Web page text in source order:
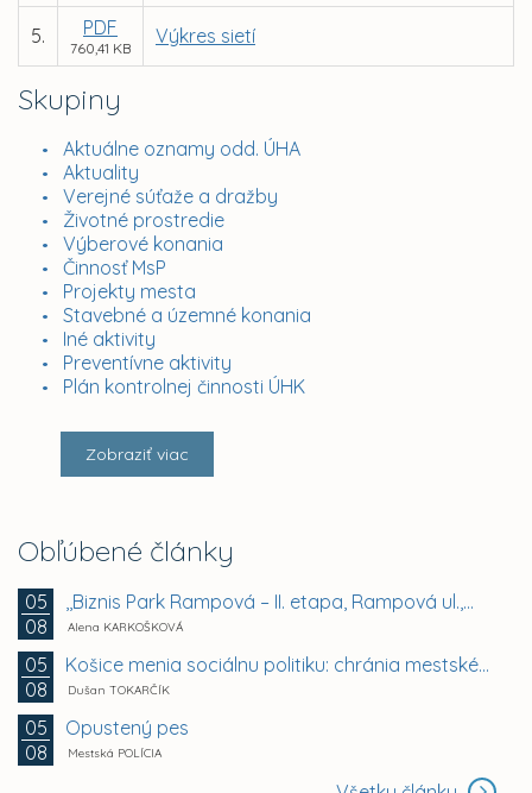
Skupiny
Aktuálne oznamy odd. ÚHA
Aktuality
Verejné súťaže a dražby
Životné prostredie
Výberové konania
Činnosť MsP
Projekty mesta
Stavebné a územné konania
Iné aktivity
Preventívne aktivity
Plán kontrolnej činnosti ÚHK
Zobraziť viac
Obľúbené články
05
08
,,Biznis Park Rampová – II. etapa, Rampová ul.,...
Alena KARKOŠKOVÁ
05
08
Košice menia sociálnu politiku: chránia mestské byty...
Dušan TOKARČÍK
05
08
Opustený pes
Mestská POLÍCIA
5. PDF
760,41 KB
Výkres sietí